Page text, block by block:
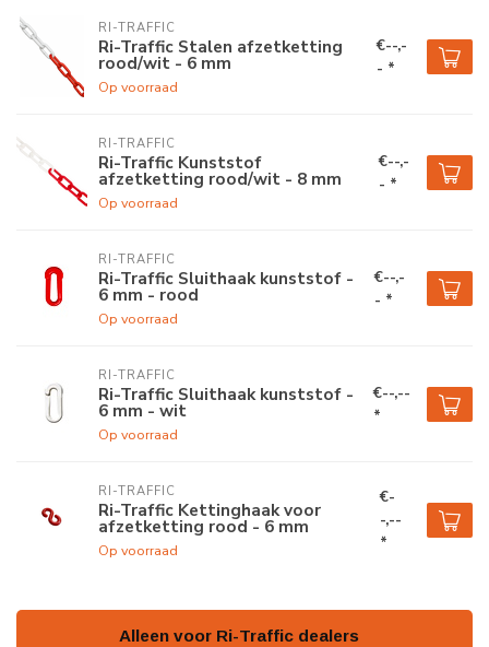
RI-TRAFFIC
Ri-Traffic Stalen afzetketting
rood/wit - 6 mm
Op voorraad
€--,-
- *
RI-TRAFFIC
Ri-Traffic Kunststof
afzetketting rood/wit - 8 mm
Op voorraad
€--,-
- *
RI-TRAFFIC
Ri-Traffic Sluithaak kunststof -
6 mm - rood
Op voorraad
€--,-
- *
RI-TRAFFIC
Ri-Traffic Sluithaak kunststof -
6 mm - wit
Op voorraad
€--,--
*
RI-TRAFFIC
Ri-Traffic Kettinghaak voor
afzetketting rood - 6 mm
Op voorraad
€-
-,--
*
Alleen voor Ri-Traffic dealers